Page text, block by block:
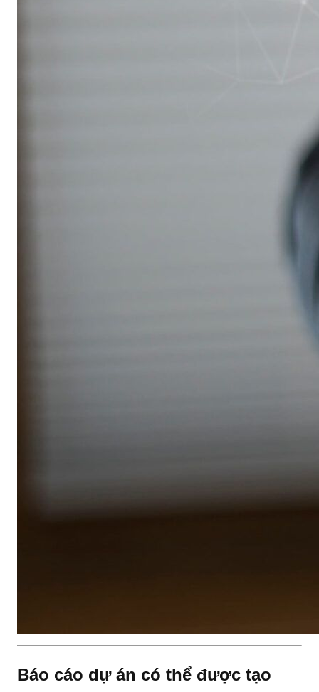
Báo cáo dự án có thể được tạo